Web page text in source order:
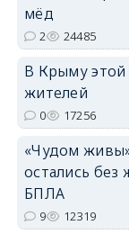
мёд
2 24485
В Крыму
жителей
0 17256
«Чудом
остались без
БПЛА
9 12319